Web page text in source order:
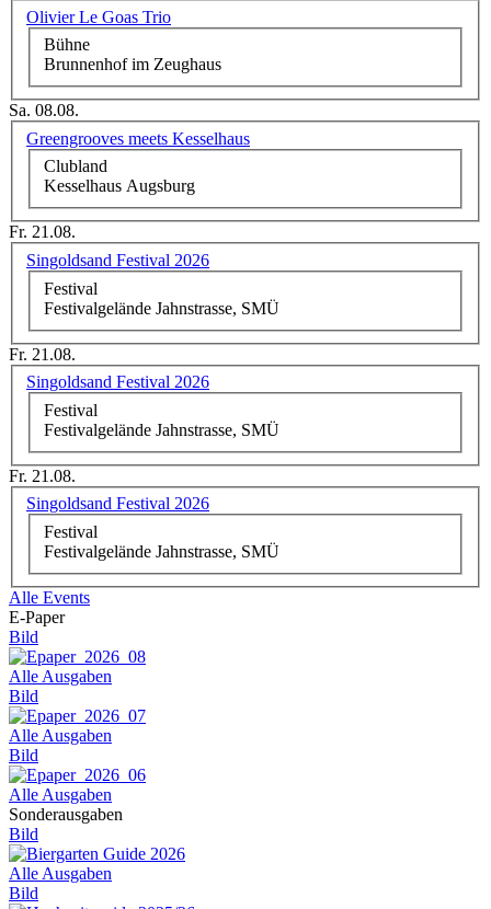
Olivier Le Goas Trio
Bühne
Brunnenhof im Zeughaus
Sa. 08.08.
Greengrooves meets Kesselhaus
Clubland
Kesselhaus Augsburg
Fr. 21.08.
Singoldsand Festival 2026
Festival
Festivalgelände Jahnstrasse, SMÜ
Fr. 21.08.
Singoldsand Festival 2026
Festival
Festivalgelände Jahnstrasse, SMÜ
Fr. 21.08.
Singoldsand Festival 2026
Festival
Festivalgelände Jahnstrasse, SMÜ
Alle Events
E-Paper
Bild
Alle Ausgaben
Bild
Alle Ausgaben
Bild
Alle Ausgaben
Sonderausgaben
Bild
Alle Ausgaben
Bild